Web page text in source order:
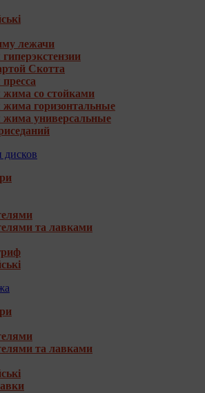
лежачи
Скотта
со стойками
горизонтальные
универсальные
дисков
та лавками
та лавками